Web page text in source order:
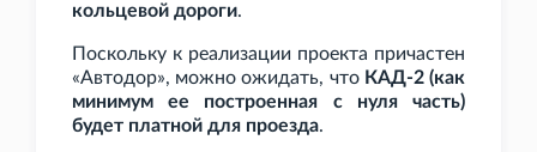
кольцевой дороги.
Поскольку к реализации проекта причастен
«Автодор», можно ожидать, что КАД-2 (как
минимум ее построенная с нуля часть)
будет платной для проезда.